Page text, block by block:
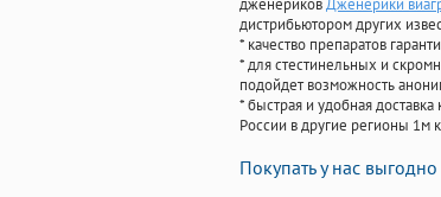
дженериковДженерики
дистрибьютором других
* качество препаратов
* для стестинельных и
подойдет возможность
* быстрая и удобная
России в другие регионы 1м
Покупать у нас выгодно